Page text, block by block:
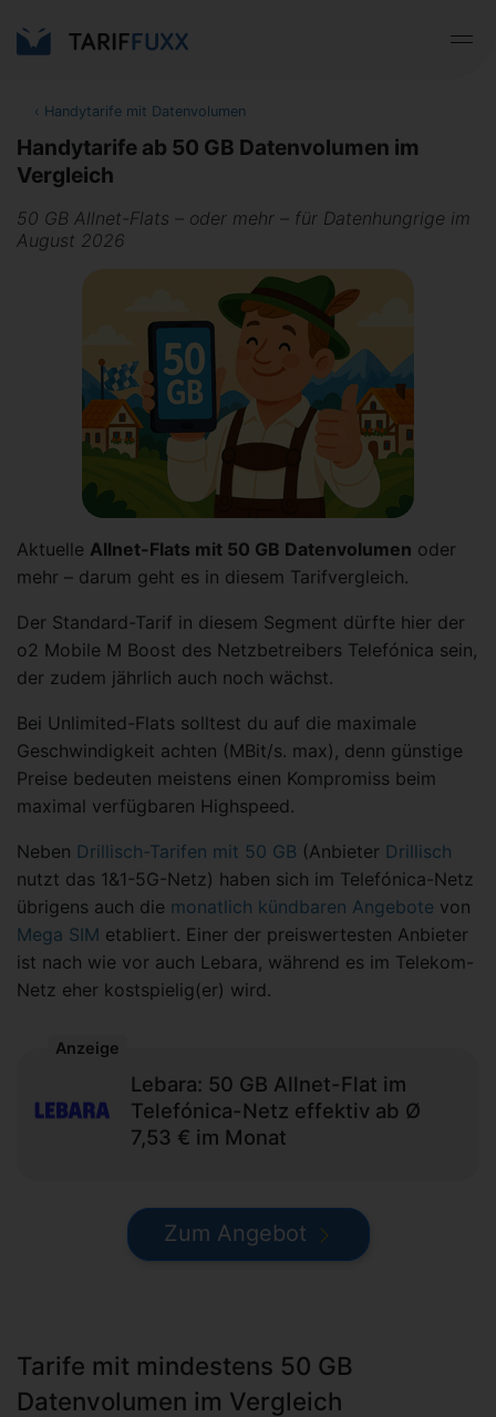
‹ Handytarife mit Datenvolumen
Handytarife ab 50 GB Datenvolumen im
Vergleich
50 GB Allnet-Flats – oder mehr – für Datenhungrige im
August 2026
Aktuelle Allnet-Flats mit 50 GB Datenvolumen oder
mehr – darum geht es in diesem Tarifvergleich.
Der Standard-Tarif in diesem Segment dürfte hier der
o2 Mobile M Boost des Netzbetreibers Telefónica sein,
der zudem jährlich auch noch wächst.
Bei Unlimited-Flats solltest du auf die maximale
Geschwindigkeit achten (MBit/s. max), denn günstige
Preise bedeuten meistens einen Kompromiss beim
maximal verfügbaren Highspeed.
Neben Drillisch-Tarifen mit 50 GB (Anbieter Drillisch
nutzt das 1&1-5G-Netz) haben sich im Telefónica-Netz
übrigens auch die monatlich kündbaren Angebote von
Mega SIM etabliert. Einer der preiswertesten Anbieter
ist nach wie vor auch Lebara, während es im Telekom-
Netz eher kostspielig(er) wird.
Anzeige
Lebara: 50 GB Allnet-Flat im
Telefónica-Netz effektiv ab Ø
7,53 € im Monat
Zum Angebot
Tarife mit mindestens 50 GB
Datenvolumen im Vergleich